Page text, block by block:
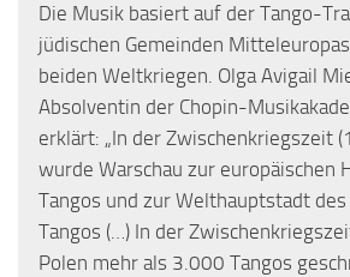
Die Musik basiert auf der Tango-
jüdischen Gemeinden
beiden Weltkriegen. Olga Avigail
Absolventin der Chopin-
erklärt: „In der Zwischenkriegszeit
wurde Warschau zur europäischen
Tangos und zur Welthauptstadt
Tangos (…) In der
Polen mehr als 3.000 Tangos